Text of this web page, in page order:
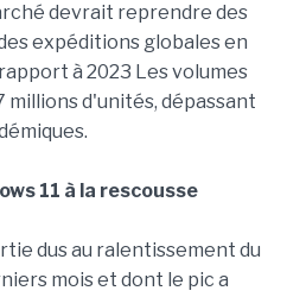
devrait reprendre des
expéditions globales en
à 2023 Les volumes
d'unités, dépassant
11 à la rescousse
dus au ralentissement du
mois et dont le pic a